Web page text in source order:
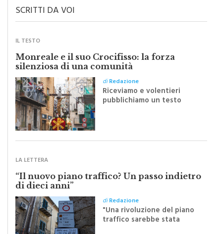
Monreale e il suo Crocifisso: la forza
silenziosa di una comunità
diRedazione
Riceviamo e volentieri
pubblichiamo un testo
inviato dalla scrittrice
monrealese Mariella
“Il nuovo piano traffico? Un passo indietro
di dieci anni”
"Una rivoluzione del piano
traffico sarebbe stata
efficace se preceduta da
una rivoluzione culturale"